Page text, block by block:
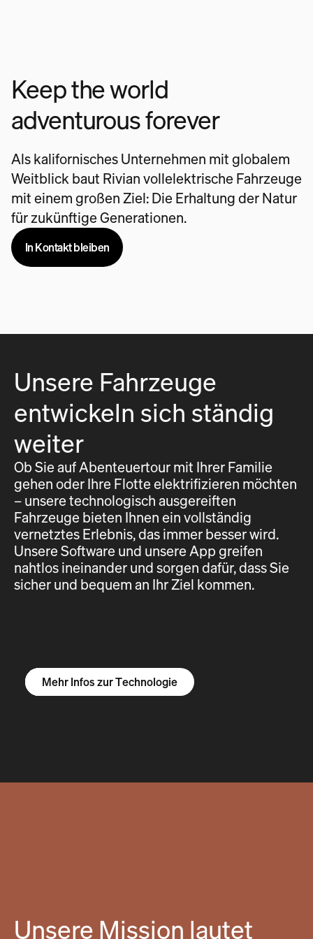
Keep the world
adventurous forever
Als kalifornisches Unternehmen mit globalem
Weitblick baut Rivian vollelektrische Fahrzeuge
mit einem großen Ziel: Die Erhaltung der Natur
für zukünftige Generationen.
In Kontakt bleiben
Unsere Fahrzeuge
entwickeln sich ständig
weiter
Ob Sie auf Abenteuertour mit Ihrer Familie
gehen oder Ihre Flotte elektrifizieren möchten
– unsere technologisch ausgereiften
Fahrzeuge bieten Ihnen ein vollständig
vernetztes Erlebnis, das immer besser wird.
Unsere Software und unsere App greifen
nahtlos ineinander und sorgen dafür, dass Sie
sicher und bequem an Ihr Ziel kommen.
Mehr Infos zum R1S
Mehr Infos zum R1T
Mehr Infos zu Vans
Mehr Infos zur Technologie
Unsere Mission lautet